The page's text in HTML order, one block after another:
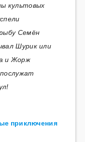
культовых
Семён
Шурик или
и Жорж
приключения